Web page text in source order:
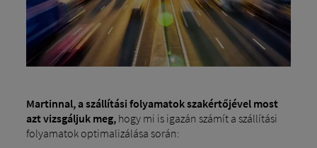
Martinnal, a szállítási folyamatok szakértőjével most
azt vizsgáljuk meg,hogy mi is igazán számít a szállítási
folyamatok optimalizálása során: